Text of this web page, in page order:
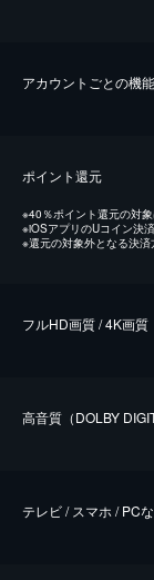
アカウントごとの機
ポイント還元
※40％ポイント還元の対
※iOSアプリのUコイン決
※還元の対象外となる決
フルHD画質 / 4K画質
⾼⾳質（DOLBY
テレビ / スマホ / PC